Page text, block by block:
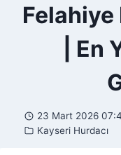
Felahiye
|
23 Mart 2026
Kayseri Hurdacı